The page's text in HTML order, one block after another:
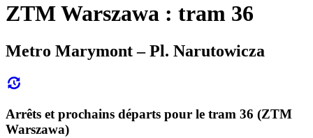
ZTM Warszawa : tram 36
Metro Marymont – Pl. Narutowicza
Arrêts et prochains départs pour le tram 36 (ZTM
Warszawa)